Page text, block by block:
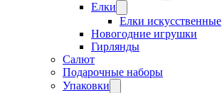
Елки
Елки искусственные
Новогодние игрушки
Гирлянды
Салют
Подарочные наборы
Упаковки